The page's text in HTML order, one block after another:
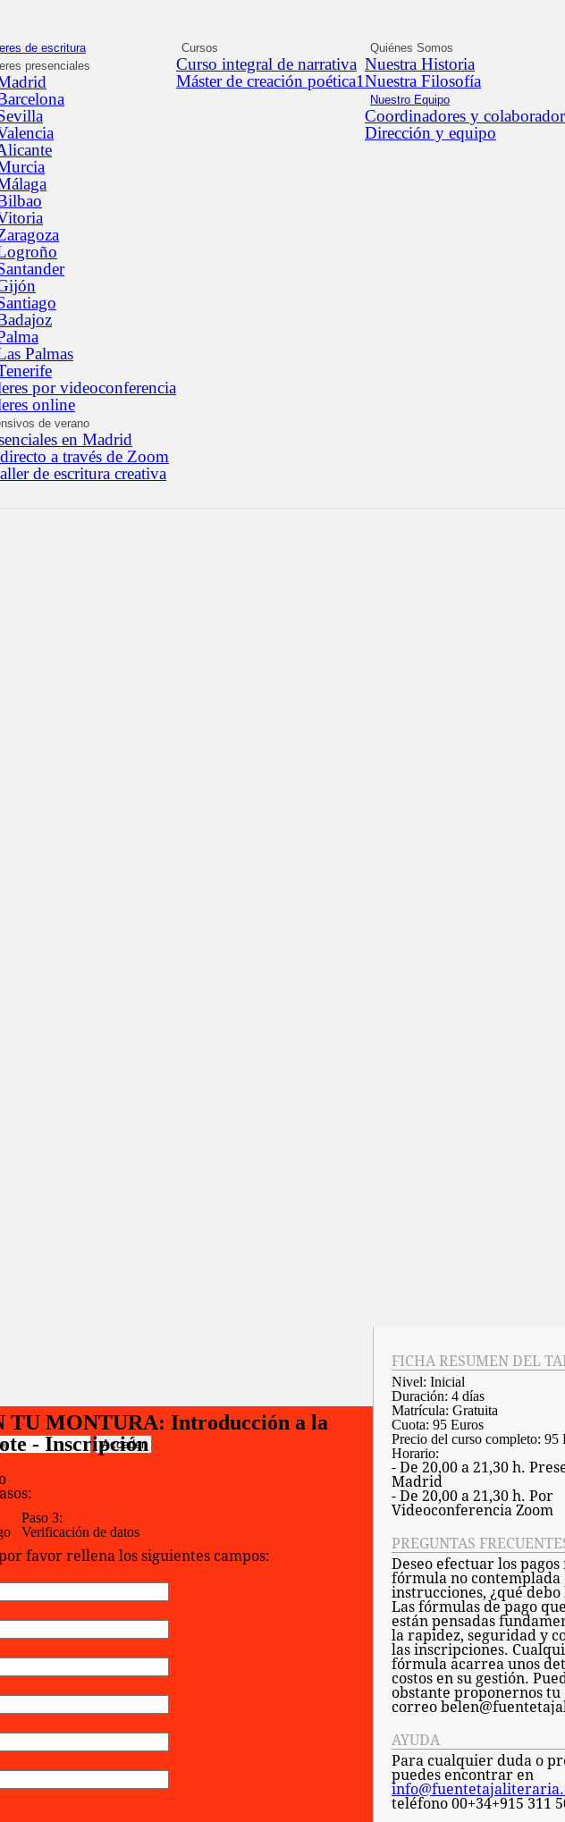
de escritura
presenciales
Palmas
por videoconferencia
online
de verano
en Madrid
a través de Zoom
de escritura creativa
Cursos
Curso integral de narrativa
Máster de creación poética1
Quiénes Somos
Nuestra Historia
Nuestra Filosofía
Nuestro Equipo
Coordinadores y
Dirección y equipo
Acceder
MONTURA: Introducción a la
- Inscripción
Paso 3:
Verificación de datos
favor rellena los siguientes campos:
FICHA RESUMEN DEL
Nivel: Inicial
Duración: 4 días
Matrícula: Gratuita
Cuota: 95 Euros
Precio del curso completo: 95
Horario:
- De 20,00 a 21,30 h.
Madrid
- De 20,00 a 21,30 h. Por
Videoconferencia Zoom
PREGUNTAS
Deseo efectuar los
fórmula no contemplada
instrucciones, ¿qué debo
Las fórmulas de pago
están pensadas
la rapidez, seguridad y
las inscripciones.
fórmula acarrea unos
costos en su gestión.
obstante proponernos tu
correo
AYUDA
Para cualquier duda o
puedes encontrar en
teléfono 00+34+915 311